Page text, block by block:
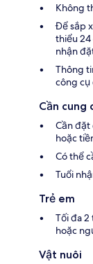
Không
Để sắp
thiểu
nhận
Thông
công
Cần cung
Cần đặt
hoặc
Có thể
Tuổi
Trẻ em
Tối đa
hoặc
Vật nuôi